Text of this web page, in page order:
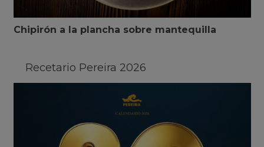
Chipirón a la plancha sobre mantequilla
Recetario Pereira 2026